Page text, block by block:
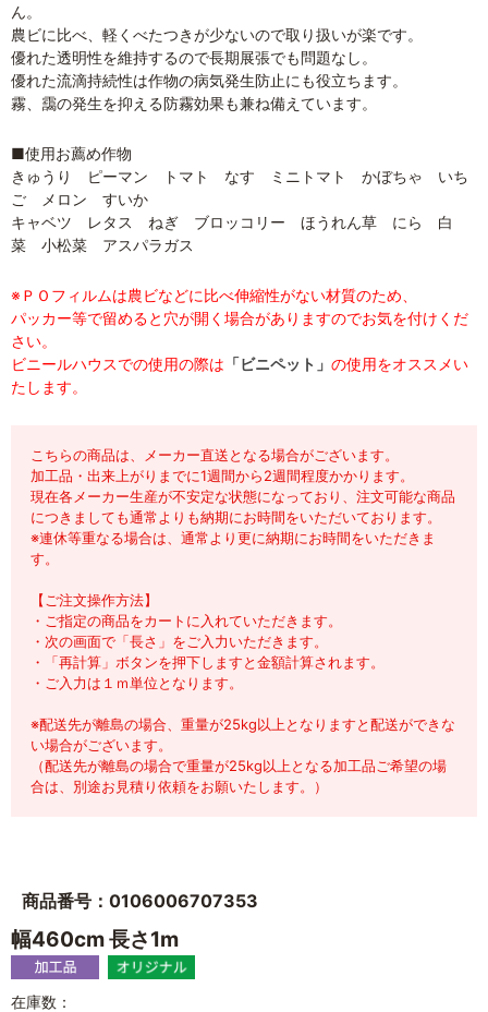
ん。
農ビに比べ、軽くべたつきが少ないので取り扱いが楽です。
優れた透明性を維持するので長期展張でも問題なし。
優れた流滴持続性は作物の病気発生防止にも役立ちます。
霧、靄の発生を抑える防霧効果も兼ね備えています。
■使用お薦め作物
きゅうり ピーマン トマト なす ミニトマト かぼちゃ いち
ご メロン すいか
キャベツ レタス ねぎ ブロッコリー ほうれん草 にら 白
菜 小松菜 アスパラガス
※ＰＯフィルムは農ビなどに比べ伸縮性がない材質のため、
パッカー等で留めると穴が開く場合がありますのでお気を付けくだ
さい。
ビニールハウスでの使用の際は 「ビニペット」 の使用をオススメい
たします。
こちらの商品は、メーカー直送となる場合がございます。
加工品・出来上がりまでに1週間から2週間程度かかります。
現在各メーカー生産が不安定な状態になっており、注文可能な商品
につきましても通常よりも納期にお時間をいただいております。
※連休等重なる場合は、通常より更に納期にお時間をいただきま
す。
【ご注文操作方法】
・ご指定の商品をカートに入れていただきます。
・次の画面で「長さ」をご入力いただきます。
・「再計算」ボタンを押下しますと金額計算されます。
・ご入力は１ｍ単位となります。
※配送先が離島の場合、重量が25kg以上となりますと配送ができな
い場合がございます。
（配送先が離島の場合で重量が25kg以上となる加工品ご希望の場
合は、別途お見積り依頼をお願いたします。）
商品番号：0106006707353
幅460cm 長さ1m
在庫数：